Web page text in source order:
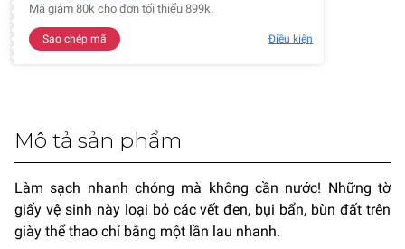
Mã giảm 80k cho đơn tối thiểu 899k.
Sao chép mã Điều kiện
Mô tả sản phẩm
Làm sạch nhanh chóng mà không cần nước! Những tờ
giấy vệ sinh này loại bỏ các vết đen, bụi bẩn, bùn đất trên
giày thể thao chỉ bằng một lần lau nhanh.